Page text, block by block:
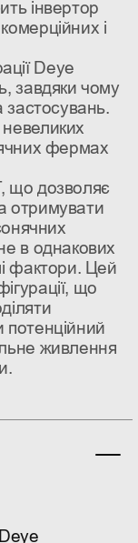
інвертор
і
Deye
завдяки чому
застосувань.
фермах
що дозволяє
отримувати
в однакових
фактори. Цей
що
живлення
Deye